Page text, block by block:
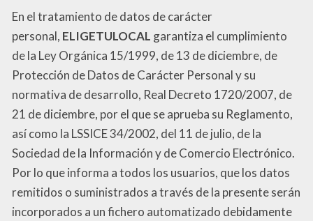
En el tratamiento de datos de carácter
personal, ELIGETULOCAL garantiza el cumplimiento
de la Ley Orgánica 15/1999, de 13 de diciembre, de
Protección de Datos de Carácter Personal y su
normativa de desarrollo, Real Decreto 1720/2007, de
21 de diciembre, por el que se aprueba su Reglamento,
así como la LSSICE 34/2002, del 11 de julio, de la
Sociedad de la Información y de Comercio Electrónico.
Por lo que informa a todos los usuarios, que los datos
remitidos o suministrados a través de la presente serán
incorporados a un fichero automatizado debidamente